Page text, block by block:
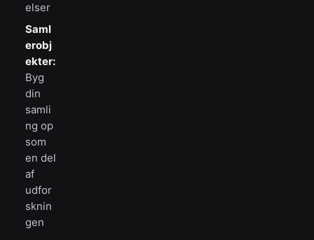
elser
Saml
erobj
ekter:
Byg
din
samli
ng op
som
en del
af
udfor
sknin
gen